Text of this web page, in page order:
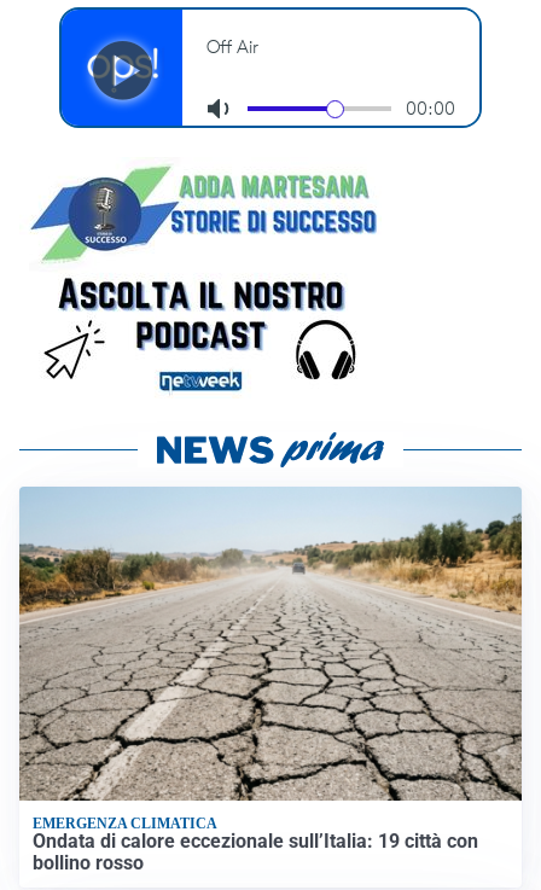
EMERGENZA CLIMATICA
Ondata di calore eccezionale sull’Italia: 19 città con
bollino rosso